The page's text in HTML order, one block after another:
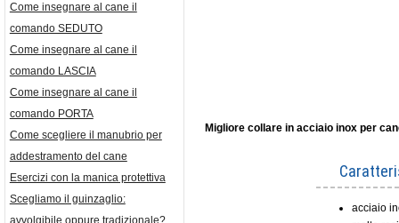
Come insegnare al cane il
comando SEDUTO
Come insegnare al cane il
comando LASCIA
Come insegnare al cane il
comando PORTA
Come scegliere il manubrio per
addestramento del cane
Esercizi con la manica protettiva
Scegliamo il guinzaglio:
Migliore collare in acciaio inox per
acciaio